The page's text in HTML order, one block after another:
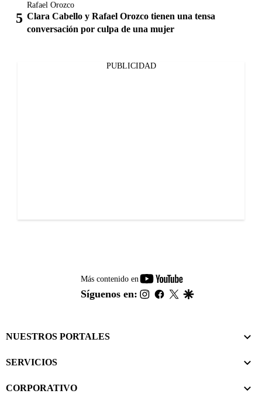
Rafael Orozco
Clara Cabello y Rafael Orozco tienen una tensa
conversación por culpa de una mujer
PUBLICIDAD
Más contenido en
youtube-
footer
Síguenos en: instagram
facebook
twitter
NUESTROS PORTALES
SERVICIOS
CORPORATIVO